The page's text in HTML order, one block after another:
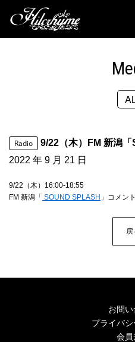
Radio
9/22（木）FM 新潟「
2022 年 9 月 21 日
9/22（木）16:00-18:55
FM 新潟「 SOUND SPLASH 」コメン
戻
お問
プライバ
会員